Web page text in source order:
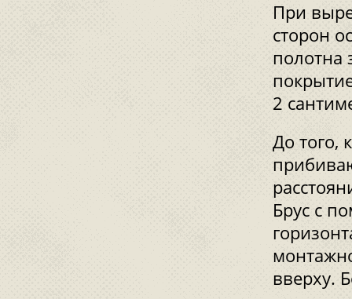
При
сторон
полотна
2
До того,
Брус с
вверху.